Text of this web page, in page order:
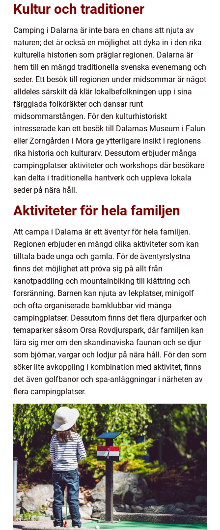
Kultur och traditioner
Camping i Dalarna är inte bara en chans att njuta av
naturen; det är också en möjlighet att dyka in i den rika
kulturella historien som präglar regionen. Dalarna är
hem till en mängd traditionella svenska evenemang och
seder. Ett besök till regionen under midsommar är något
alldeles särskilt då klär lokalbefolkningen upp i sina
färgglada folkdräkter och dansar runt
midsommarstången. För den kulturhistoriskt
intresserade kan ett besök till Dalarnas Museum i Falun
eller Zorngården i Mora ge ytterligare insikt i regionens
rika historia och kulturarv. Dessutom erbjuder många
campingplatser aktiviteter och workshops där besökare
kan delta i traditionella hantverk och uppleva lokala
seder på nära håll.
Aktiviteter för hela familjen
Att campa i Dalarna är ett äventyr för hela familjen.
Regionen erbjuder en mängd olika aktiviteter som kan
tilltala både unga och gamla. För de äventyrslystna
finns det möjlighet att pröva sig på allt från
kanotpaddling och mountainbiking till klättring och
forsränning. Barnen kan njuta av lekplatser, minigolf
och ofta organiserade barnklubbar vid många
campingplatser. Dessutom finns det flera djurparker och
temaparker såsom Orsa Rovdjurspark, där familjen kan
lära sig mer om den skandinaviska faunan och se djur
som björnar, vargar och lodjur på nära håll. För den som
söker lite avkoppling i kombination med aktivitet, finns
det även golfbanor och spa-anläggningar i närheten av
flera campingplatser.